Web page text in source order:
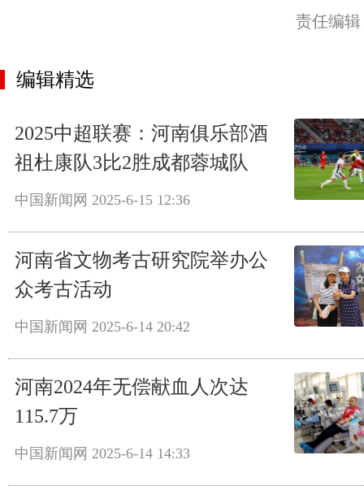
责任编
编辑精选
2025中超联赛：河南俱乐部酒
祖杜康队3比2胜成都蓉城队
中国新闻网 2025-6-15 12:36
河南省文物考古研究院举办公
众考古活动
中国新闻网 2025-6-14 20:42
河南2024年无偿献血人次达
115.7万
中国新闻网 2025-6-14 14:33